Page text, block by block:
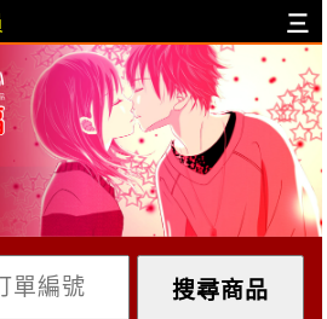
三
購物車內容:
車是空的!